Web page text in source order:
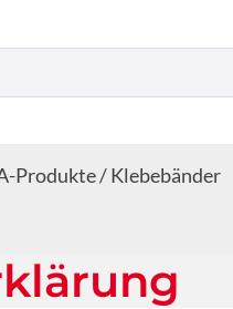
Produkte / Klebebänder